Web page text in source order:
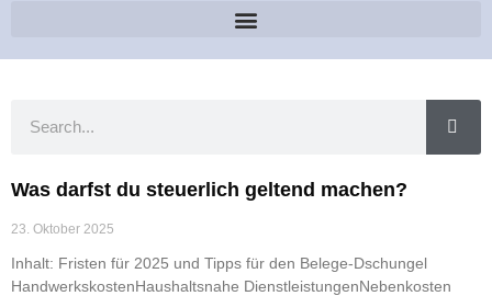
Was darfst du steuerlich geltend machen?
23. Oktober 2025
Inhalt: Fristen für 2025 und Tipps für den Belege-Dschungel
HandwerkskostenHaushaltsnahe DienstleistungenNebenkosten